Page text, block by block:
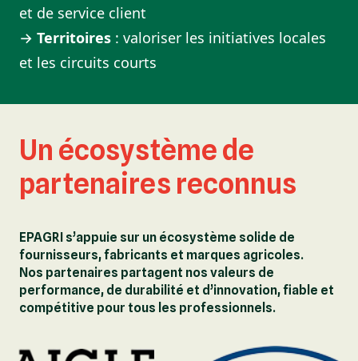
et de service client
→ Territoires : valoriser les initiatives locales
et les circuits courts
Un écosystème de
partenaires reconnus
EPAGRI s’appuie sur un écosystème solide de
fournisseurs, fabricants et marques agricoles.
Nos partenaires partagent nos valeurs de
performance, de durabilité et d’innovation, fiable et
compétitive pour tous les professionnels.